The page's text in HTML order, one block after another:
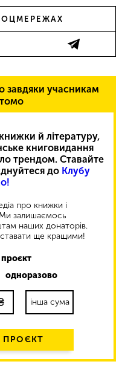
завдяки учасникам
й літературу,
книговидання
трендом. Ставайте
до Клубу
про книжки і
Ми залишаємось
наших донаторів.
ще кращими!
одноразово
інша сума
ПРОЄКТ